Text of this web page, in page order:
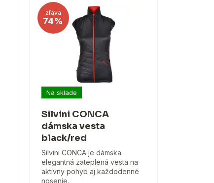
zľava
74%
Na sklade
Silvini CONCA
dámska vesta
black/red
Silvini CONCA je dámska
elegantná zateplená vesta na
aktívny pohyb aj každodenné
nosenie.